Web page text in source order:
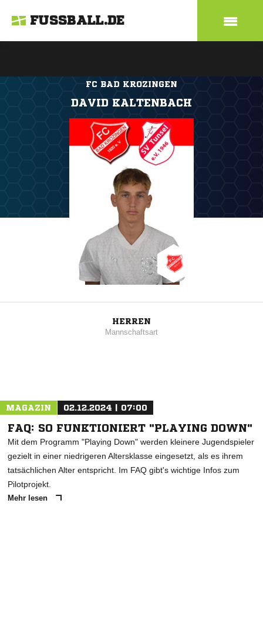
FUSSBALL.DE
FC BAD KROZINGEN
DAVID KALTENBACH
HERREN
Mannschaftsart
MAGAZIN 02.12.2024 | 07:00
FAQ: SO FUNKTIONIERT "PLAYING DOWN"
Mit dem Programm "Playing Down" werden kleinere Jugendspieler
gezielt in einer niedrigeren Altersklasse eingesetzt, als es ihrem
tatsächlichen Alter entspricht. Im FAQ gibt's wichtige Infos zum
Pilotprojekt.
Mehr lesen